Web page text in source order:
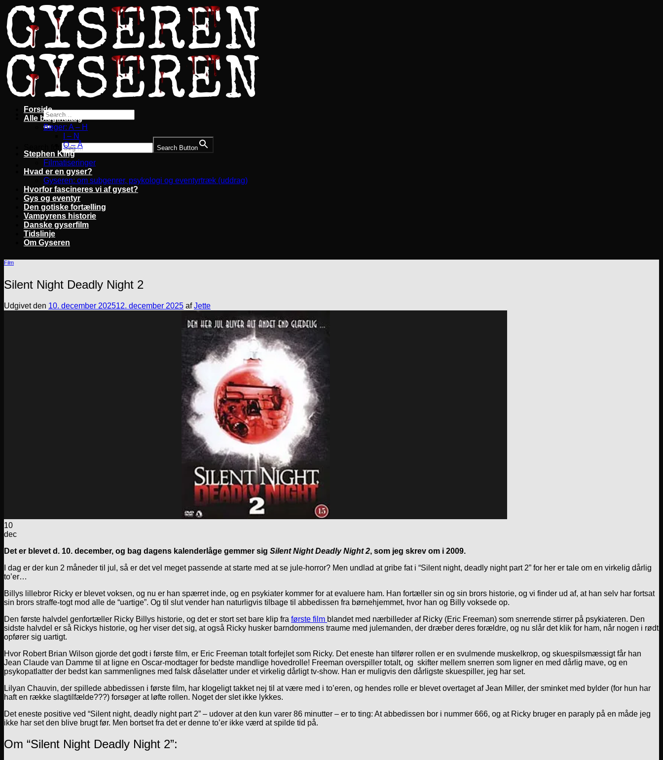
Fortsæt
til
indhold
Search Button
Forside
Alle blogindlæg
Bøger: A – H
I – N
O – Å
Stephen King
Filmatiseringer
Hvad er en gyser?
Gyseren: om subgenrer, psykologi og eventyrtræk (uddrag)
Hvorfor fascineres vi af gyset?
Gys og eventyr
Den gotiske fortælling
Vampyrens historie
Danske gyserfilm
Tidslinje
Om Gyseren
Film
Silent Night Deadly Night 2
Udgivet den 10. december 202512. december 2025 afJette
10
dec
Det er blevet d. 10. december, og bag dagens kalenderlåge gemmer sig Silent Night Deadly Night 2, som jeg skrev om i 2009.
I dag er der kun 2 måneder til jul, så er det vel meget passende at starte med at se jule-horror? Men undlad at gribe fat i “Silent night, deadly night part 2” for her er tale om en virkelig dårlig
to’er…
Billys lillebror Ricky er blevet voksen, og nu er han spærret inde, og en psykiater kommer for at evaluere ham. Han fortæller sin og sin brors historie, og vi finder ud af, at han selv har fortsat
sin brors straffe-togt mod alle de “uartige”. Og til slut vender han naturligvis tilbage til abbedissen fra børnehjemmet, hvor han og Billy voksede op.
Den første halvdel genfortæller Ricky Billys historie, og det er stort set bare klip fra første film blandet med nærbilleder af Ricky (Eric Freeman) som snerrende stirrer på psykiateren. Den
sidste halvdel er så Rickys historie, og her viser det sig, at også Ricky husker barndommens traume med julemanden, der dræber deres forældre, og nu slår det klik for ham, når nogen i rødt
opfører sig uartigt.
Hvor Robert Brian Wilson gjorde det godt i første film, er Eric Freeman totalt forfejlet som Ricky. Det eneste han tilfører rollen er en svulmende muskelkrop, og skuespilsmæssigt får han
Jean Claude van Damme til at ligne en Oscar-modtager for bedste mandlige hovedrolle! Freeman overspiller totalt, og skifter mellem snerren som ligner en med dårlig mave, og en
psykopatlatter der bedst kan sammenlignes med falsk dåselatter under et virkelig dårligt tv-show. Han er muligvis den dårligste skuespiller, jeg har set.
Lilyan Chauvin, der spillede abbedissen i første film, har klogeligt takket nej til at være med i to’eren, og hendes rolle er blevet overtaget af Jean Miller, der sminket med bylder (for hun har
haft en række slagtilfælde???) forsøger at løfte rollen. Noget der slet ikke lykkes.
Det eneste positive ved “Silent night, deadly night part 2” – udover at den kun varer 86 minutter – er to ting: At abbedissen bor i nummer 666, og at Ricky bruger en paraply på en måde jeg
ikke har set den blive brugt før. Men bortset fra det er denne to’er ikke værd at spilde tid på.
Om “Silent Night Deadly Night 2”: